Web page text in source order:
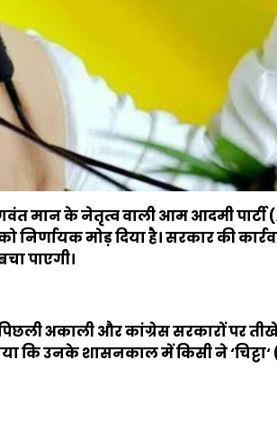
मान के नेतृत्व वाली आम आदमी पार्टी (
निर्णायक मोड़ दिया है। सरकार की
पाएगी।
अकाली और कांग्रेस सरकारों पर
कि उनके शासनकाल में किसी ने‘चिट्टा‘